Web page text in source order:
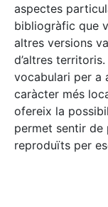
aspectes
bibliogràfic que
altres versions
d’altres
vocabulari per a
caràcter més
ofereix la
permet sentir de
reproduïts per